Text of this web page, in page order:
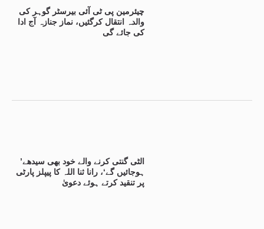
چیئرمین پی ٹی آئی بیرسٹر گوہر کی
والدہ انتقال کرگئیں، نماز جنازہ آج ادا
کی جائے گی
’الٹی گنتی کرنے والے خود بھی سیدھے
ہوجائیں گے‘، رانا ثنا اللہ کا پیپلز پارٹی
پر تنقید کرتے ہوئے دعویٰ